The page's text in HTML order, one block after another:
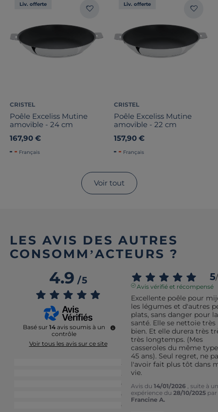
Liv. offerte
CRISTEL
Poêle Exceliss Mutine
amovible - 24 cm
167,90 €
Français
Liv. offerte
CRISTEL
Poêle Exceliss Mutine
amovible - 22 cm
157,90 €
Français
Voir tout
LES AVIS DES AUTRES
CONSOMM’ACTEURS ?
4.9/5
Basé sur 14 avis soumis à un
contrôle
Voir tous les avis sur ce site
0
0
0
5/
Avis vérifié et récompensé
Excellente poêle pour
les légumes et d'autres
plats, sans danger pour la
santé. Elle se nettoie très
bien. Et elle durera très
très longtemps. (Mes
casseroles du même
45 ans). Seul regret, ne
l'avoir fait plus tôt dans
vie.
Avis du 14/01/2026 , suite à
expérience du 28/10/2025 par
Francine A.